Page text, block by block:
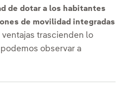
de dotar a los habitantes
de movilidad integradas
ventajas trascienden lo
observar a